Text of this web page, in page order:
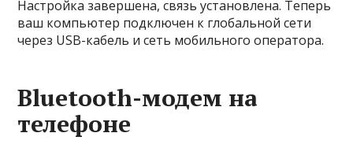
Настройка завершена, связь установлена. Теперь
ваш компьютер подключен к глобальной сети
через USB-кабель и сеть мобильного оператора.
Bluetooth-модем на
телефоне